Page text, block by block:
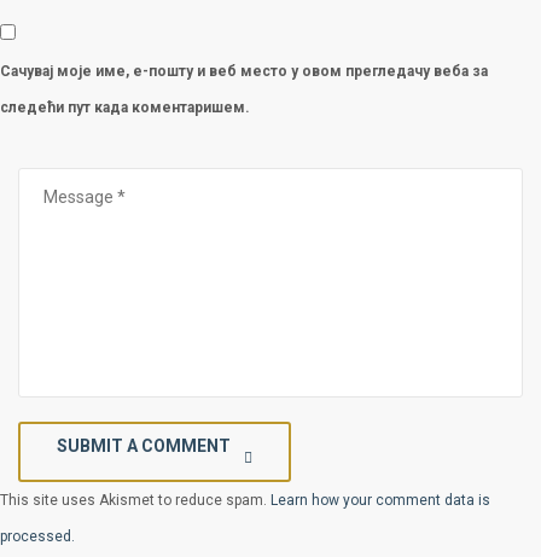
Сачувај моје име, е-пошту и веб место у овом прегледачу веба за
следећи пут када коментаришем.
SUBMIT A COMMENT
This site uses Akismet to reduce spam. Learn how your comment data is
processed.